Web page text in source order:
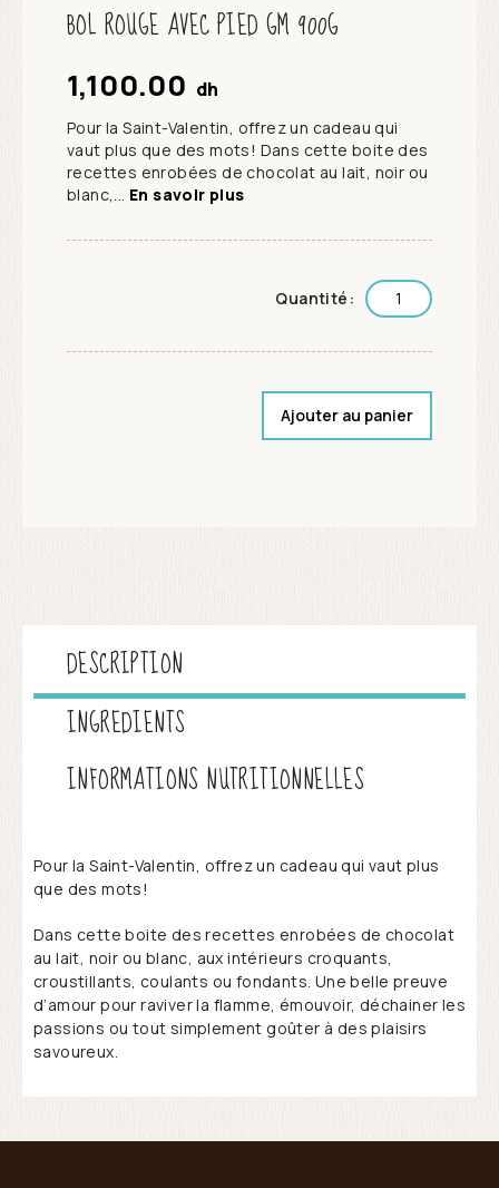
BOL ROUGE AVEC PIED GM 900G
1,100.00 dh
Pour la Saint-Valentin, offrez un cadeau qui
vaut plus que des mots! Dans cette boite des
recettes enrobées de chocolat au lait, noir ou
blanc,... En savoir plus
Quantité:
Ajouter au panier
DESCRIPTION
INGREDIENTS
INFORMATIONS NUTRITIONNELLES
Pour la Saint-Valentin, offrez un cadeau qui vaut plus
que des mots!
Dans cette boite des recettes enrobées de chocolat
au lait, noir ou blanc, aux intérieurs croquants,
croustillants, coulants ou fondants. Une belle preuve
d’amour pour raviver la flamme, émouvoir, déchainer les
passions ou tout simplement goûter à des plaisirs
savoureux.